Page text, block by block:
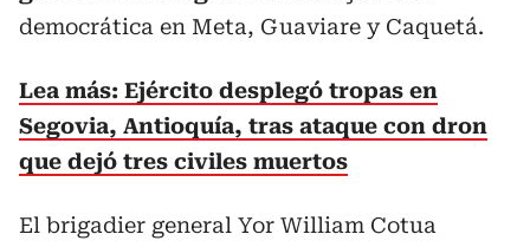
democrática en Meta, Guaviare y Caquetá.
Lea más: Ejército desplegó tropas en
Segovia, Antioquía, tras ataque con dron
que dejó tres civiles muertos
El brigadier general Yor William Cotua